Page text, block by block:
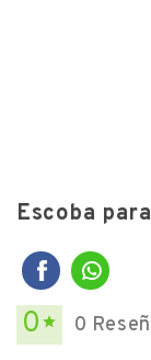
Escoba
0  0